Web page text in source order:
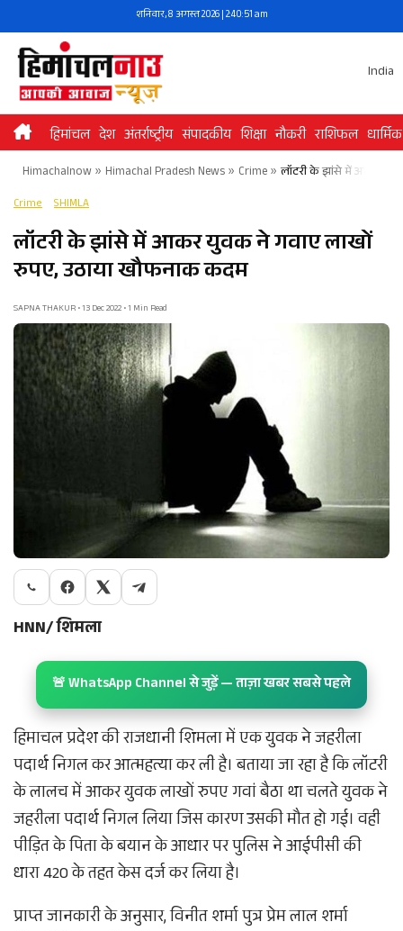
to
content
शनिवार, 8 अगस्त 2026 | 2:40:51 am
India
हिमांचल देश अंतर्राष्ट्रीय संपादकीय शिक्षा नौकरी राशिफल धार्मिक
Himachalnow» Himachal Pradesh News» Crime» लॉटरी के झांसे में आकर
Crime SHIMLA
लॉटरी के झांसे में आकर युवक ने गवाए लाखों
रुपए, उठाया खौफनाक कदम
SAPNA THAKUR • 13 Dec 2022 • 1 Min Read
HNN/ शिमला
🚨 WhatsApp Channel से जुड़ें — ताज़ा खबर सबसे पहले
हिमाचल प्रदेश की राजधानी शिमला में एक युवक ने जहरीला
पदार्थ निगल कर आत्महत्या कर ली है। बताया जा रहा है कि लॉटरी
के लालच में आकर युवक लाखों रुपए गवां बैठा था चलते युवक ने
जहरीला पदार्थ निगल लिया जिस कारण उसकी मौत हो गई। वही
पीड़ित के पिता के बयान के आधार पर पुलिस ने आईपीसी की
धारा 420 के तहत केस दर्ज कर लिया है।
प्राप्त जानकारी के अनुसार, विनीत शर्मा पुत्र प्रेम लाल शर्मा